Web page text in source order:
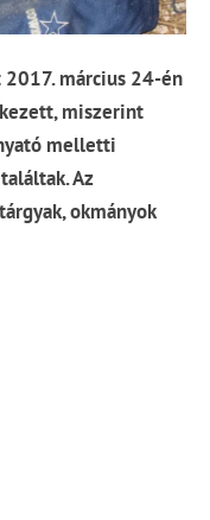
március 24-én
miszerint
melletti
Az
okmányok